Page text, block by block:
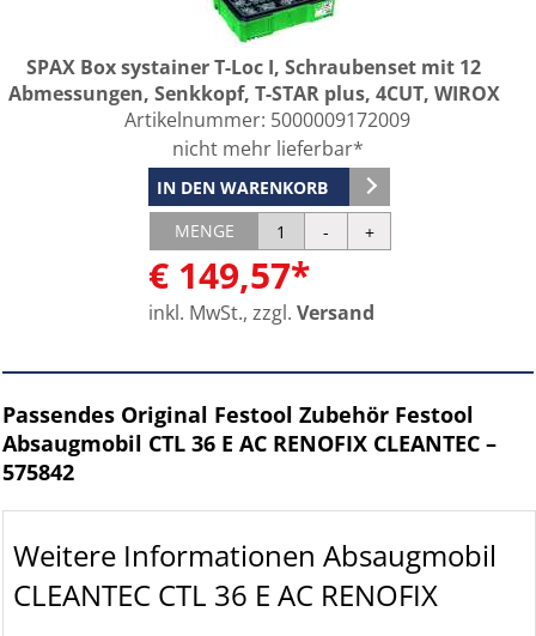
SPAX Box systainer T-Loc I, Schraubenset mit 12
Abmessungen, Senkkopf, T-STAR plus, 4CUT, WIROX
Artikelnummer: 5000009172009
nicht mehr lieferbar*
IN DEN WARENKORB
MENGE
€ 149,57*
inkl. MwSt., zzgl. Versand
Passendes Original Festool Zubehör Festool
Absaugmobil CTL 36 E AC RENOFIX CLEANTEC –
575842
Weitere Informationen Absaugmobil
CLEANTEC CTL 36 E AC RENOFIX